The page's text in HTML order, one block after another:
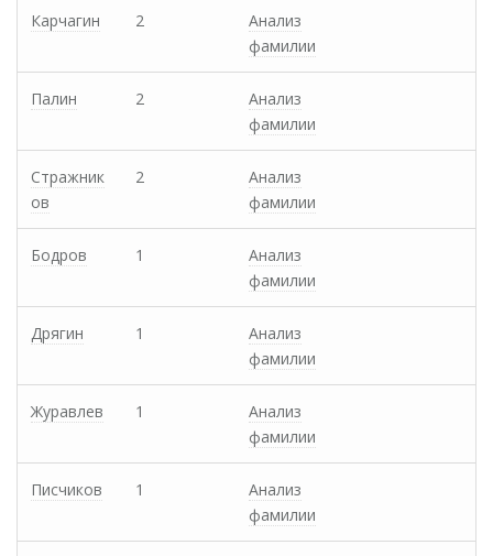
Карчагин 2
Анализ
фамилии
Палин 2
Анализ
фамилии
Стражник
ов
2
Анализ
фамилии
Бодров 1
Анализ
фамилии
Дрягин 1
Анализ
фамилии
Журавлев 1
Анализ
фамилии
Писчиков 1
Анализ
фамилии